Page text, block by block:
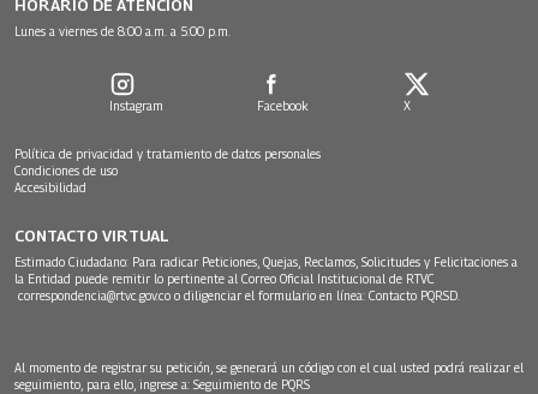
HORARIO DE ATENCIÓN
Lunes a viernes de 8:00 a.m. a 5:00 p.m.
Instagram Facebook X
Política de privacidad y tratamiento de datos personales
Condiciones de uso
Accesibilidad
CONTACTO VIRTUAL
Estimado Ciudadano: Para radicar Peticiones, Quejas, Reclamos, Solicitudes y Felicitaciones a
la Entidad puede remitir lo pertinente al Correo Oficial Institucional de RTVC
correspondencia@rtvc.gov.co o diligenciar el formulario en línea: Contacto PQRSD.
Al momento de registrar su petición, se generará un código con el cual usted podrá realizar el
seguimiento, para ello, ingrese a: Seguimiento de PQRS